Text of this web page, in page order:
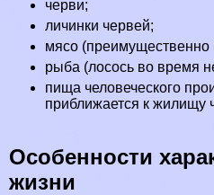
черви;
личинки червей;
мясо (преимущественно
рыба (лосось во время
пища человеческого
приближается к жилищу
Особенности
жизни